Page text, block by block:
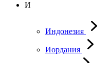
И
Индонезия
Иордания